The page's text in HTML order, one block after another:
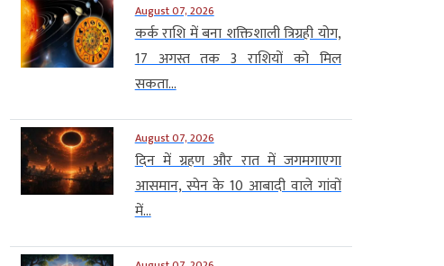
August 07, 2026
कर्क राशि में बना शक्तिशाली त्रिग्रही योग,
17 अगस्त तक 3 राशियों को मिल
सकता...
August 07, 2026
दिन में ग्रहण और रात में जगमगाएगा
आसमान, स्पेन के 10 आबादी वाले गांवों
में...